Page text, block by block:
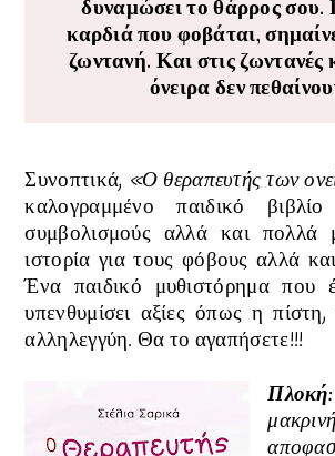
δυναμώσει το θάρρος σου.
καρδιά που φοβάται,
ζωντανή. Και στις ζωντανές
όνειρα δεν
Συνοπτικά, «Ο θεραπευτής των
καλογραμμένο παιδικό
συμβολισμούς αλλά και πολλά
ιστορία για τους φόβους αλλά
Ένα παιδικό μυθιστόρημαπου
υπενθυμίσει αξίες όπως η
αλληλεγγύη. Θα το αγαπήσετε!!!
Πλοκή: